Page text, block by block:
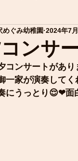
ンサ
めぐみ幼稚園 2024年7
コンサートがあり
一家が演奏してく
にうっとり😌❤面